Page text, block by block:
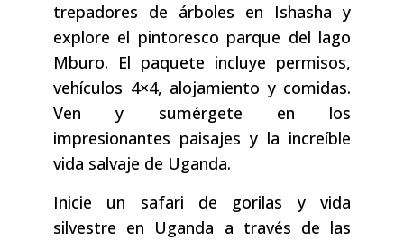
trepadores de árboles en Ishasha y
explore el pintoresco parque del lago
Mburo. El paquete incluye permisos,
vehículos 4×4, alojamiento y comidas.
Ven y sumérgete en los
impresionantes paisajes y la increíble
vida salvaje de Uganda.
Inicie un safari de gorilas y vida
silvestre en Uganda a través de las